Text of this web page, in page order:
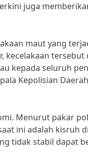
juga
maut yang
kecelakaan
kepada seluruh
Kepolisian
Menurut pakar
ini adalah kisruh
tidak stabil dapat